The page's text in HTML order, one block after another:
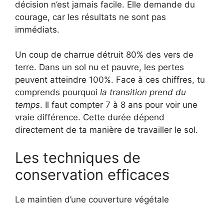
décision n’est jamais facile. Elle demande du
courage, car les résultats ne sont pas
immédiats.
Un coup de charrue détruit 80% des vers de
terre. Dans un sol nu et pauvre, les pertes
peuvent atteindre 100%. Face à ces chiffres, tu
comprends pourquoi la transition prend du
temps. Il faut compter 7 à 8 ans pour voir une
vraie différence. Cette durée dépend
directement de ta manière de travailler le sol.
Les techniques de
conservation efficaces
Le maintien d’une couverture végétale